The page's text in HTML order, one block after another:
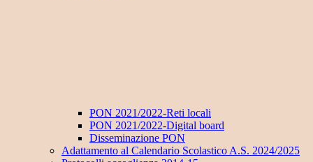
PON 2021/2022-Reti locali
PON 2021/2022-Digital board
Disseminazione PON
Adattamento al Calendario Scolastico A.S. 2024/2025